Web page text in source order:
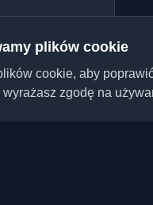
plików cookie
cookie, aby
zgodę na